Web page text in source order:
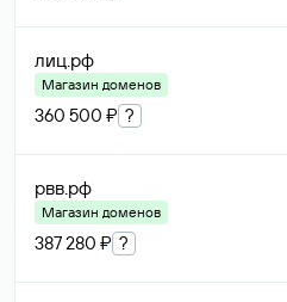
лиц.рф
Магазин доменов
360 500 ₽ ?
рвв.рф
Магазин доменов
387 280 ₽ ?